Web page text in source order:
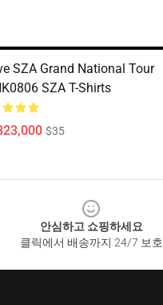
SZA Grand National Tour
SZA T-Shirts
$35
안심하고 쇼핑하세요
클릭에서 배송까지 24/7 보호